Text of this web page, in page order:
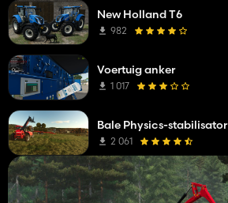
New Holland T6
982
Voertuig anker
1 017
Bale Physics-stabilisator
2 061